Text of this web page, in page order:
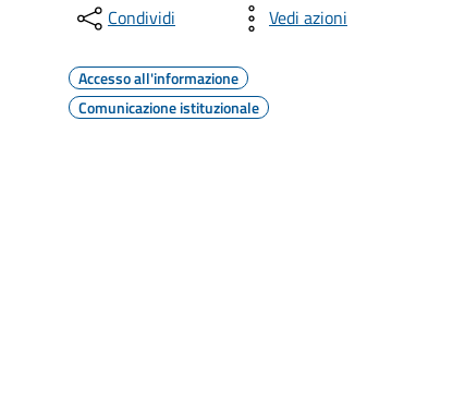
Condividi Vedi azioni
Accesso all'informazione
Comunicazione istituzionale